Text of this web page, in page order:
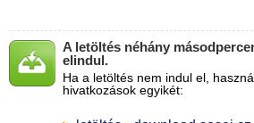
A letöltés néhány
elindul.
Ha a letöltés nem indul el,
hivatkozások egyikét: